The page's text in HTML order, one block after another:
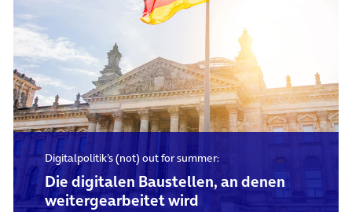
Digitalpolitik’s (not) out for summer:
Die digitalen Baustellen, an denen
weitergearbeitet wird